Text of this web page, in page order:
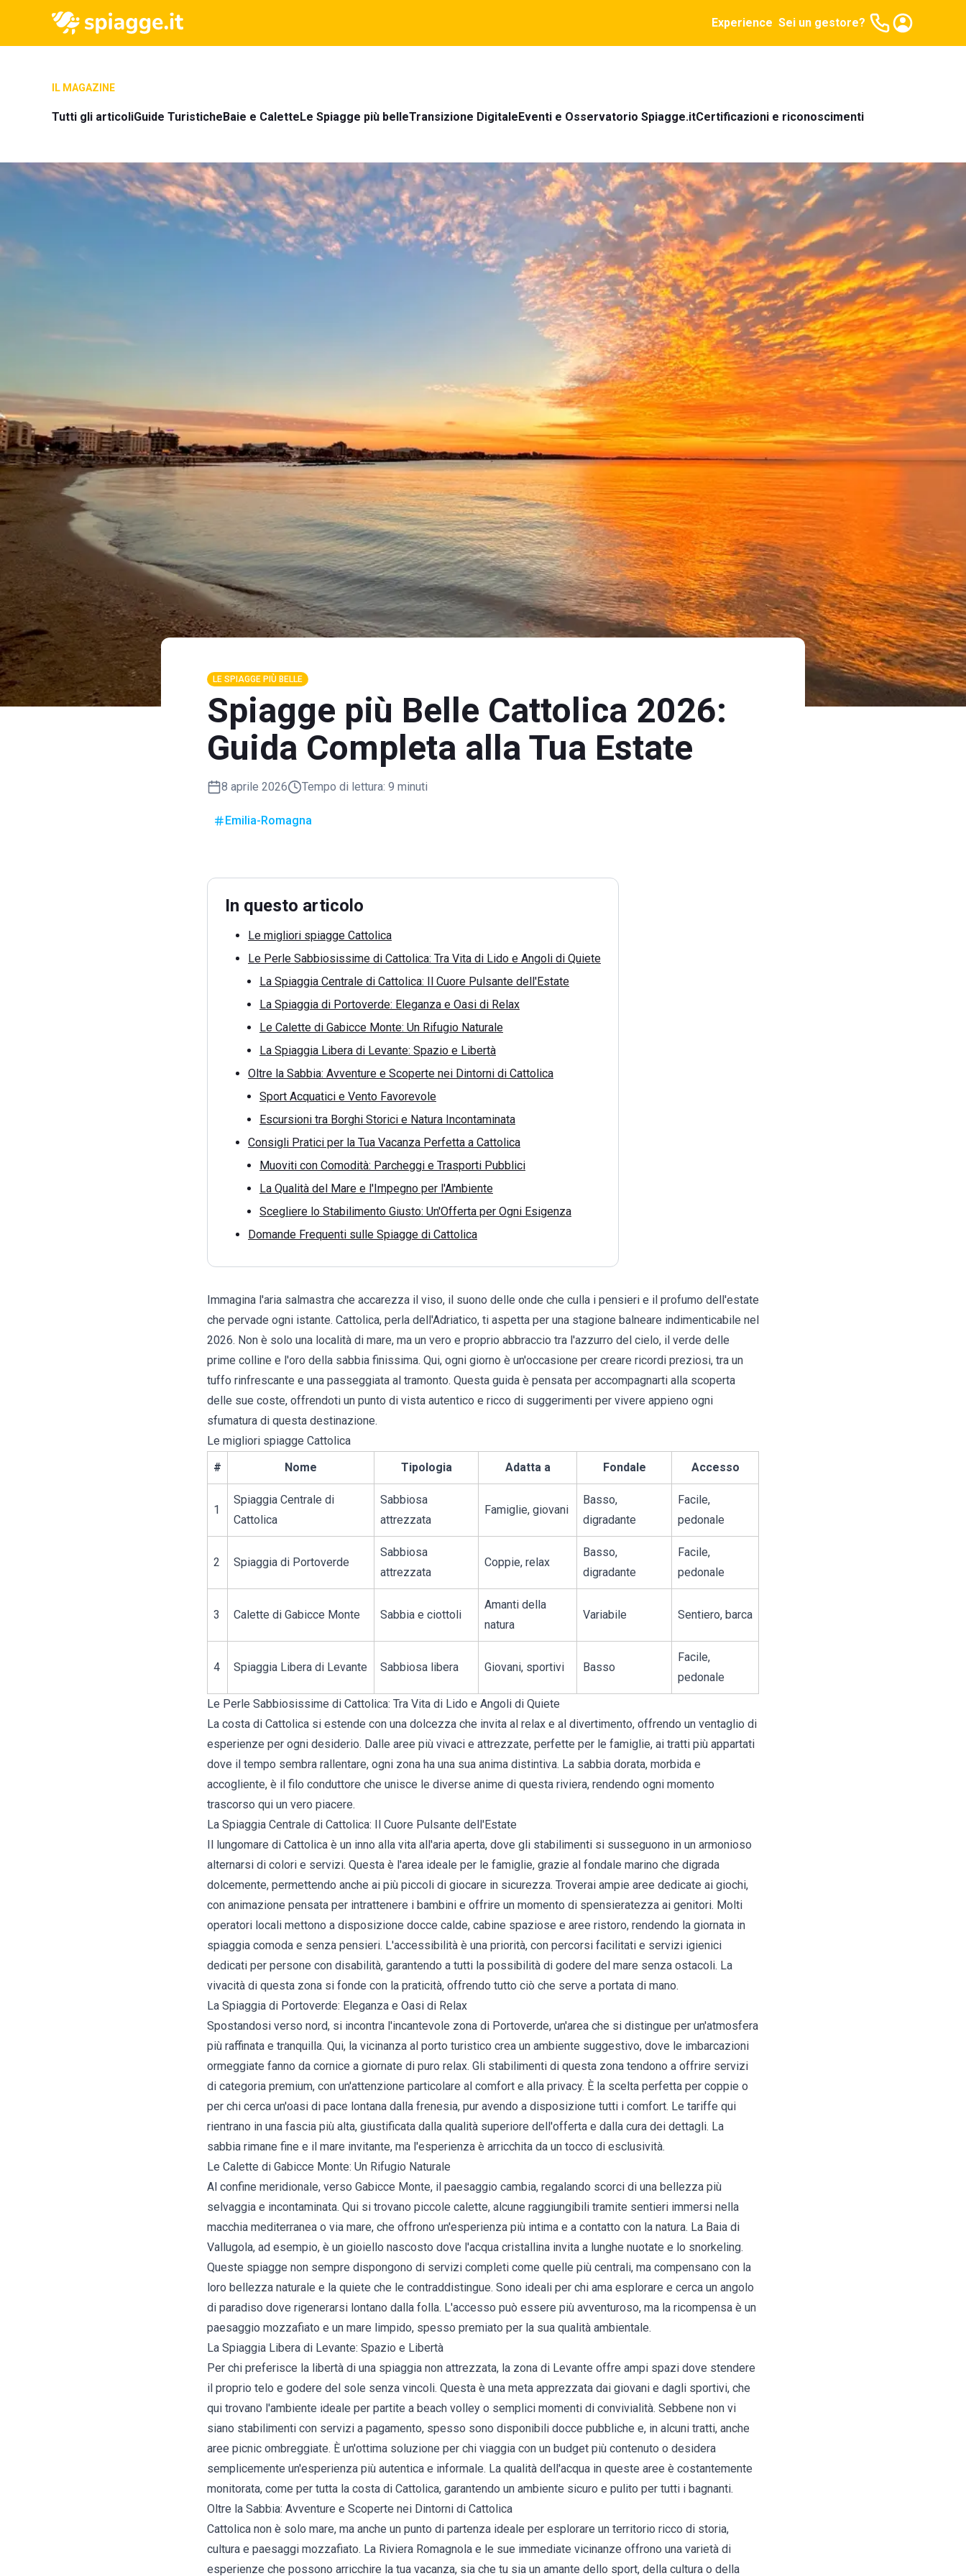
Experience Sei un gestore?
IL MAGAZINE
Tutti gli articoliGuide TuristicheBaie e CaletteLe Spiagge più belleTransizione DigitaleEventi e Osservatorio Spiagge.itCertificazioni e riconoscimenti
LE SPIAGGE PIÙ BELLE
Spiagge più Belle Cattolica 2026:
Guida Completa alla Tua Estate
8 aprile 2026 Tempo di lettura: 9 minuti
Emilia-Romagna
In questo articolo
Le migliori spiagge Cattolica
Le Perle Sabbiosissime di Cattolica: Tra Vita di Lido e Angoli di Quiete
La Spiaggia Centrale di Cattolica: Il Cuore Pulsante dell'Estate
La Spiaggia di Portoverde: Eleganza e Oasi di Relax
Le Calette di Gabicce Monte: Un Rifugio Naturale
La Spiaggia Libera di Levante: Spazio e Libertà
Oltre la Sabbia: Avventure e Scoperte nei Dintorni di Cattolica
Sport Acquatici e Vento Favorevole
Escursioni tra Borghi Storici e Natura Incontaminata
Consigli Pratici per la Tua Vacanza Perfetta a Cattolica
Muoviti con Comodità: Parcheggi e Trasporti Pubblici
La Qualità del Mare e l'Impegno per l'Ambiente
Scegliere lo Stabilimento Giusto: Un'Offerta per Ogni Esigenza
Domande Frequenti sulle Spiagge di Cattolica
Immagina l'aria salmastra che accarezza il viso, il suono delle onde che culla i pensieri e il profumo dell'estate
che pervade ogni istante. Cattolica, perla dell'Adriatico, ti aspetta per una stagione balneare indimenticabile nel
2026. Non è solo una località di mare, ma un vero e proprio abbraccio tra l'azzurro del cielo, il verde delle
prime colline e l'oro della sabbia finissima. Qui, ogni giorno è un'occasione per creare ricordi preziosi, tra un
tuffo rinfrescante e una passeggiata al tramonto. Questa guida è pensata per accompagnarti alla scoperta
delle sue coste, offrendoti un punto di vista autentico e ricco di suggerimenti per vivere appieno ogni
sfumatura di questa destinazione.
Le migliori spiagge Cattolica
#
Nome Tipologia Adatta a Fondale Accesso
1
Spiaggia Centrale di
Cattolica
Sabbiosa
attrezzata
Famiglie, giovani
Basso,
digradante
Facile,
pedonale
2 Spiaggia di Portoverde
Sabbiosa
attrezzata
Coppie, relax
Basso,
digradante
Facile,
pedonale
3 Calette di Gabicce Monte Sabbia e ciottoli
Amanti della
natura
Variabile Sentiero, barca
4 Spiaggia Libera di Levante Sabbiosa libera Giovani, sportivi Basso
Facile,
pedonale
Le Perle Sabbiosissime di Cattolica: Tra Vita di Lido e Angoli di Quiete
La costa di Cattolica si estende con una dolcezza che invita al relax e al divertimento, offrendo un ventaglio di
esperienze per ogni desiderio. Dalle aree più vivaci e attrezzate, perfette per le famiglie, ai tratti più appartati
dove il tempo sembra rallentare, ogni zona ha una sua anima distintiva. La sabbia dorata, morbida e
accogliente, è il filo conduttore che unisce le diverse anime di questa riviera, rendendo ogni momento
trascorso qui un vero piacere.
La Spiaggia Centrale di Cattolica: Il Cuore Pulsante dell'Estate
Il lungomare di Cattolica è un inno alla vita all'aria aperta, dove gli stabilimenti si susseguono in un armonioso
alternarsi di colori e servizi. Questa è l'area ideale per le famiglie, grazie al fondale marino che digrada
dolcemente, permettendo anche ai più piccoli di giocare in sicurezza. Troverai ampie aree dedicate ai giochi,
con animazione pensata per intrattenere i bambini e offrire un momento di spensieratezza ai genitori. Molti
operatori locali mettono a disposizione docce calde, cabine spaziose e aree ristoro, rendendo la giornata in
spiaggia comoda e senza pensieri. L'accessibilità è una priorità, con percorsi facilitati e servizi igienici
dedicati per persone con disabilità, garantendo a tutti la possibilità di godere del mare senza ostacoli. La
vivacità di questa zona si fonde con la praticità, offrendo tutto ciò che serve a portata di mano.
La Spiaggia di Portoverde: Eleganza e Oasi di Relax
Spostandosi verso nord, si incontra l'incantevole zona di Portoverde, un'area che si distingue per un'atmosfera
più raffinata e tranquilla. Qui, la vicinanza al porto turistico crea un ambiente suggestivo, dove le imbarcazioni
ormeggiate fanno da cornice a giornate di puro relax. Gli stabilimenti di questa zona tendono a offrire servizi
di categoria premium, con un'attenzione particolare al comfort e alla privacy. È la scelta perfetta per coppie o
per chi cerca un'oasi di pace lontana dalla frenesia, pur avendo a disposizione tutti i comfort. Le tariffe qui
rientrano in una fascia più alta, giustificata dalla qualità superiore dell'offerta e dalla cura dei dettagli. La
sabbia rimane fine e il mare invitante, ma l'esperienza è arricchita da un tocco di esclusività.
Le Calette di Gabicce Monte: Un Rifugio Naturale
Al confine meridionale, verso Gabicce Monte, il paesaggio cambia, regalando scorci di una bellezza più
selvaggia e incontaminata. Qui si trovano piccole calette, alcune raggiungibili tramite sentieri immersi nella
macchia mediterranea o via mare, che offrono un'esperienza più intima e a contatto con la natura. La Baia di
Vallugola, ad esempio, è un gioiello nascosto dove l'acqua cristallina invita a lunghe nuotate e lo snorkeling.
Queste spiagge non sempre dispongono di servizi completi come quelle più centrali, ma compensano con la
loro bellezza naturale e la quiete che le contraddistingue. Sono ideali per chi ama esplorare e cerca un angolo
di paradiso dove rigenerarsi lontano dalla folla. L'accesso può essere più avventuroso, ma la ricompensa è un
paesaggio mozzafiato e un mare limpido, spesso premiato per la sua qualità ambientale.
La Spiaggia Libera di Levante: Spazio e Libertà
Per chi preferisce la libertà di una spiaggia non attrezzata, la zona di Levante offre ampi spazi dove stendere
il proprio telo e godere del sole senza vincoli. Questa è una meta apprezzata dai giovani e dagli sportivi, che
qui trovano l'ambiente ideale per partite a beach volley o semplici momenti di convivialità. Sebbene non vi
siano stabilimenti con servizi a pagamento, spesso sono disponibili docce pubbliche e, in alcuni tratti, anche
aree picnic ombreggiate. È un'ottima soluzione per chi viaggia con un budget più contenuto o desidera
semplicemente un'esperienza più autentica e informale. La qualità dell'acqua in queste aree è costantemente
monitorata, come per tutta la costa di Cattolica, garantendo un ambiente sicuro e pulito per tutti i bagnanti.
Oltre la Sabbia: Avventure e Scoperte nei Dintorni di Cattolica
Cattolica non è solo mare, ma anche un punto di partenza ideale per esplorare un territorio ricco di storia,
cultura e paesaggi mozzafiato. La Riviera Romagnola e le sue immediate vicinanze offrono una varietà di
esperienze che possono arricchire la tua vacanza, sia che tu sia un amante dello sport, della cultura o della